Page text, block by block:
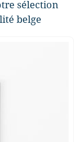
sélection
belge